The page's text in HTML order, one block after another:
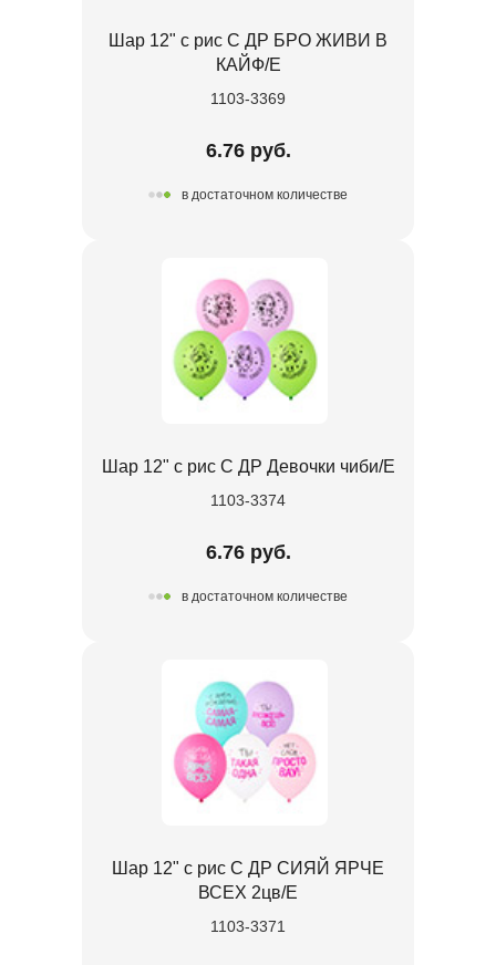
Шар 12" с рис С ДР БРО ЖИВИ В
КАЙФ/E
1103-3369
6.76 руб.
в достаточном количестве
Шар 12" с рис С ДР Девочки чиби/E
1103-3374
6.76 руб.
в достаточном количестве
Шар 12" с рис С ДР СИЯЙ ЯРЧЕ
ВСЕХ 2цв/E
1103-3371